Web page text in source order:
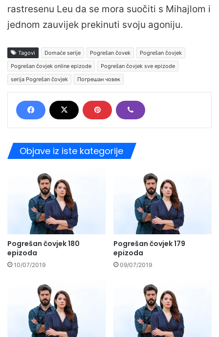
rastresenu Leu da se mora suočiti s Mihajlom i
jednom zauvijek prekinuti svoju agoniju.
Tagovi Domaće serije Pogrešan čovek
Pogrešan čovjek
Pogrešan čovjek online epizode
Pogrešan čovjek sve epizode
serija Pogrešan čovjek
Погрешан човек
Objave iz iste kategorije
Pogrešan čovjek 180
epizoda
10/07/2019
Pogrešan čovjek 179
epizoda
09/07/2019